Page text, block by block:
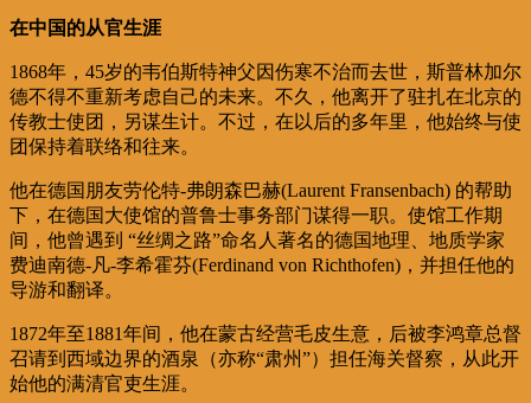
在中国的从官生涯
1868年，45岁的韦伯斯特神父因伤寒不治而去世，斯普林加尔
德不得不重新考虑自己的未来。不久，他离开了驻扎在北京的
传教士使团，另谋生计。不过，在以后的多年里，他始终与使
团保持着联络和往来。
他在德国朋友劳伦特-弗朗森巴赫(Laurent Fransenbach) 的帮助
下，在德国大使馆的普鲁士事务部门谋得一职。使馆工作期
间，他曾遇到 “丝绸之路”命名人著名的德国地理、地质学家
费迪南德-凡-李希霍芬(Ferdinand von Richthofen)，并担任他的
导游和翻译。
1872年至1881年间，他在蒙古经营毛皮生意，后被李鸿章总督
召请到西域边界的酒泉（亦称“肃州”）担任海关督察，从此开
始他的满清官吏生涯。